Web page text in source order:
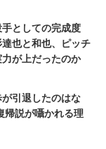
手としての完成度
也と和也、ピッチ
が上だったのか
が引退したのはな
帰説が囁かれる理